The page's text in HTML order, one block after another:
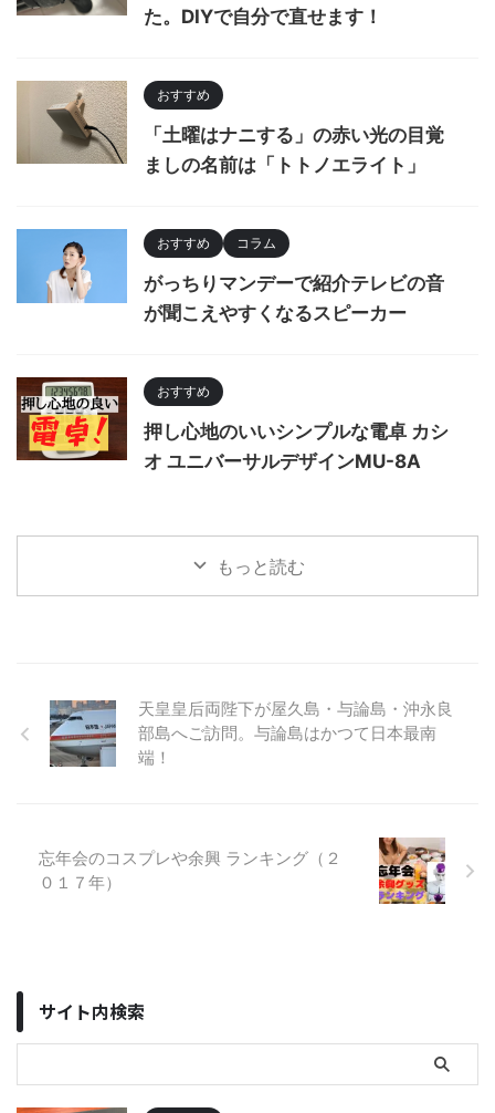
た。DIYで自分で直せます！
おすすめ
「土曜はナニする」の赤い光の目覚
ましの名前は「トトノエライト」
おすすめ コラム
がっちりマンデーで紹介テレビの音
が聞こえやすくなるスピーカー
おすすめ
押し心地のいいシンプルな電卓 カシ
オ ユニバーサルデザインMU-8A
もっと読む
天皇皇后両陛下が屋久島・与論島・沖永良
部島へご訪問。与論島はかつて日本最南
端！
忘年会のコスプレや余興 ランキング（２
０１７年）
サイト内検索